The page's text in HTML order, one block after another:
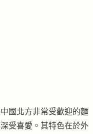
國北方非常受歡迎的麵
受喜愛。其特色在於外